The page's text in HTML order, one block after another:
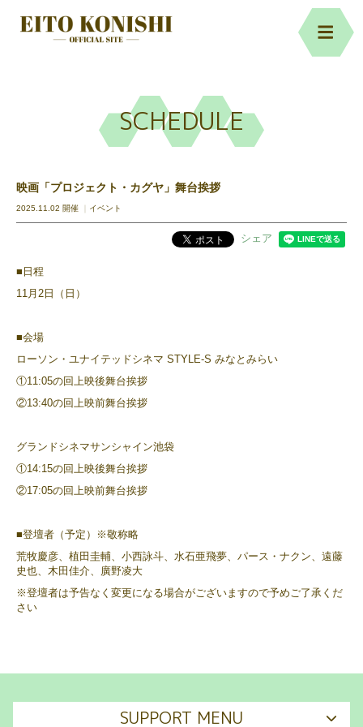
SCHEDULE
映画「プロジェクト・カグヤ」舞台挨拶
2025.11.02 開催 イベント
シェア
■日程
11月2日（日）
■会場
ローソン・ユナイテッドシネマ STYLE-S みなとみらい
①11:05の回上映後舞台挨拶
②13:40の回上映前舞台挨拶
グランドシネマサンシャイン池袋
①14:15の回上映後舞台挨拶
②17:05の回上映前舞台挨拶
■登壇者（予定）※敬称略
荒牧慶彦、植田圭輔、小西詠斗、水石亜飛夢、パース・ナクン、遠藤
史也、木田佳介、廣野凌大
※登壇者は予告なく変更になる場合がございますので予めご了承くだ
さい
SUPPORT MENU